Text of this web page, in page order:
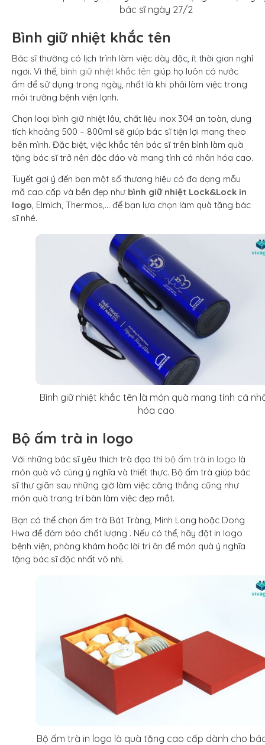
bác sĩ ngày 27/2
Bình giữ nhiệt khắc tên
Bác sĩ thường có lịch trình làm việc dày đặc, ít thời gian nghỉ
ngơi. Vì thế, bình giữ nhiệt khắc tên giúp họ luôn có nước
ấm để sử dụng trong ngày, nhất là khi phải làm việc trong
môi trường bệnh viện lạnh.
Chọn loại bình giữ nhiệt lâu, chất liệu inox 304 an toàn, dung
tích khoảng 500 – 800ml sẽ giúp bác sĩ tiện lợi mang theo
bên mình. Đặc biệt, việc khắc tên bác sĩ trên bình làm quà
tặng bác sĩ trở nên độc đáo và mang tính cá nhân hóa cao.
Tuyết gợi ý đến bạn một số thương hiệu có đa dạng mẫu
mã cao cấp và bền đẹp như bình giữ nhiệt Lock&Lock in
logo, Elmich, Thermos,… để bạn lựa chọn làm quà tặng bác
sĩ nhé.
Bình giữ nhiệt khắc tên là món quà mang tính cá
hóa cao
Bộ ấm trà in logo
Với những bác sĩ yêu thích trà đạo thì bộ ấm trà in logo là
món quà vô cùng ý nghĩa và thiết thực. Bộ ấm trà giúp bác
sĩ thư giãn sau những giờ làm việc căng thẳng cũng như
món quà trang trí bàn làm việc đẹp mắt.
Bạn có thể chọn ấm trà Bát Tràng, Minh Long hoặc Dong
Hwa để đảm bảo chất lượng . Nếu có thể, hãy đặt in logo
bệnh viện, phòng khám hoặc lời tri ân để món quà ý nghĩa
tặng bác sĩ độc nhất vô nhị.
Bộ ấm trà in logo là quà tặng cao cấp dành cho